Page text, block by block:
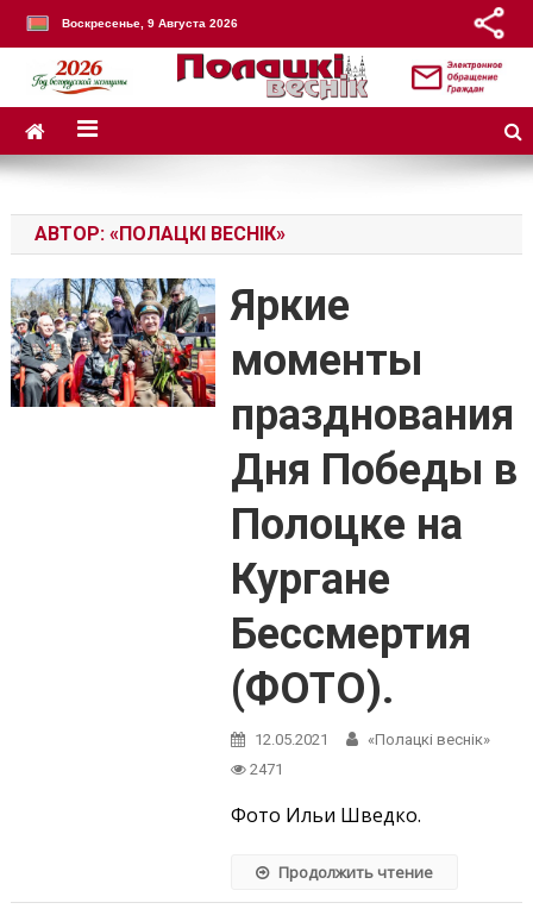
Воскресенье, 9 Августа 2026
АВТОР: «ПОЛАЦКІ ВЕСНІК»
Яркие
моменты
празднования
Дня Победы в
Полоцке на
Кургане
Бессмертия
(ФОТО).
12.05.2021
«Полацкі веснік»
2471
Фото Ильи Шведко.
Продолжить чтение